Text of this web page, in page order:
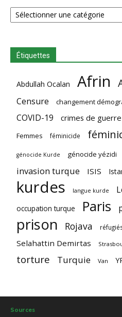
Catégories
Étiquettes
Abdullah Ocalan Afrin
Censure changement
COVID-19 crimes de guerre
Femmes féminicide
génocide Kurde génocide yézidi
invasion turque ISIS
kurdes langue kurde
occupation turque Paris
prison Rojava
Selahattin Demirtas
torture Turquie Van
Sources